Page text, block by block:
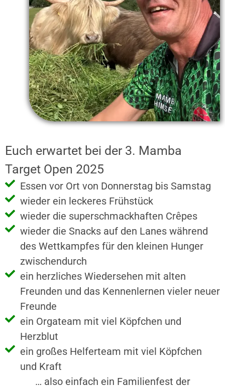
Euch erwartet bei der 3. Mamba
Target Open 2025
Essen vor Ort von Donnerstag bis Samstag
wieder ein leckeres Frühstück
wieder die superschmackhaften Crêpes
wieder die Snacks auf den Lanes während
des Wettkampfes für den kleinen Hunger
zwischendurch
ein herzliches Wiedersehen mit alten
Freunden und das Kennenlernen vieler neuer
Freunde
ein Orgateam mit viel Köpfchen und
Herzblut
ein großes Helferteam mit viel Köpfchen
und Kraft
… also einfach ein Familienfest der